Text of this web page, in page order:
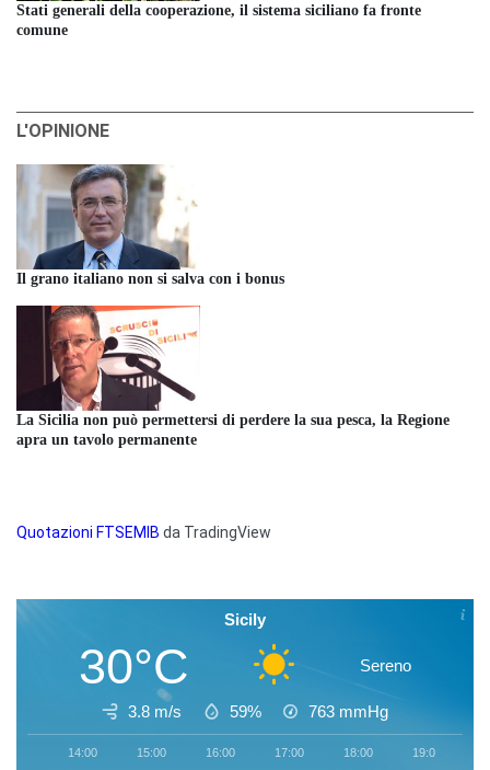
Stati generali della cooperazione, il sistema siciliano fa fronte
comune
L'OPINIONE
Il grano italiano non si salva con i bonus
La Sicilia non può permettersi di perdere la sua pesca, la Regione
apra un tavolo permanente
Quotazioni FTSEMIB da TradingView
Sicily
30°C Sereno
3.8 m/s 59% 763 mmHg
14:00 15:00 16:00 17:00 18:00 19:00